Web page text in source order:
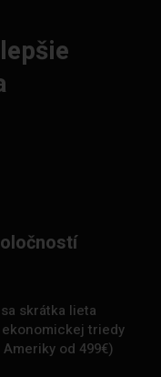
skrátka lieta
triedy
od 499€)